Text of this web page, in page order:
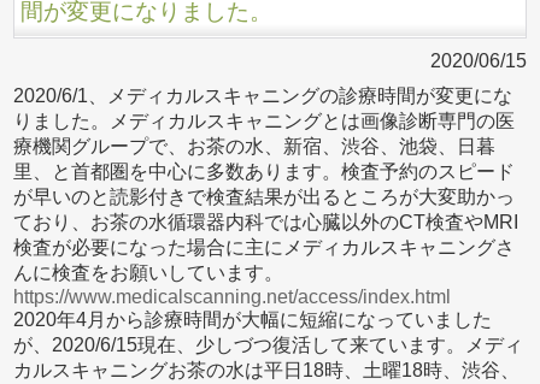
間が変更になりました。
2020/06/15
2020/6/1、メディカルスキャニングの診療時間が変更にな
りました。メディカルスキャニングとは画像診断専門の医
療機関グループで、お茶の水、新宿、渋谷、池袋、日暮
里、と首都圏を中心に多数あります。検査予約のスピード
が早いのと読影付きで検査結果が出るところが大変助かっ
ており、お茶の水循環器内科では心臓以外のCT検査やMRI
検査が必要になった場合に主にメディカルスキャニングさ
んに検査をお願いしています。
https://www.medicalscanning.net/access/index.html
2020年4月から診療時間が大幅に短縮になっていました
が、2020/6/15現在、少しづつ復活して来ています。メディ
カルスキャニングお茶の水は平日18時、土曜18時、渋谷、